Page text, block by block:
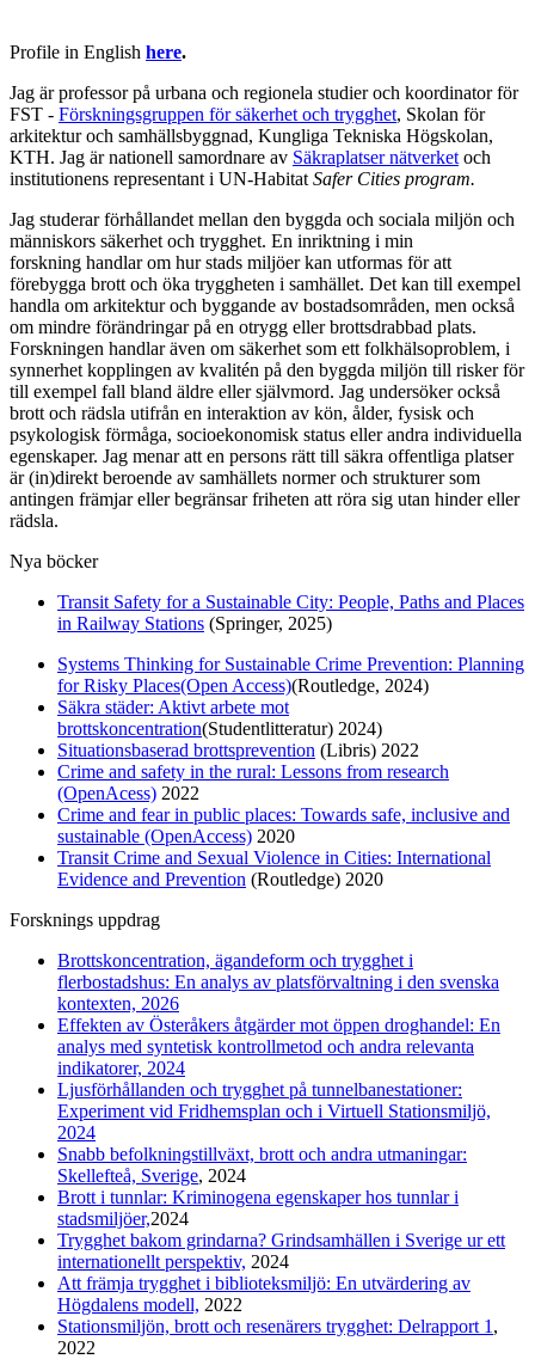
Profile in English here.
Jag är professor på urbana och regionela studier och koordinator för
FST - Förskningsgruppen för säkerhet och trygghet, Skolan för
arkitektur och samhällsbyggnad, Kungliga Tekniska Högskolan,
KTH. Jag är nationell samordnare av Säkraplatser nätverket och
institutionens representant i UN-Habitat Safer Cities program.
Jag studerar förhållandet mellan den byggda och sociala miljön och
människors säkerhet och trygghet. En inriktning i min
forskning handlar om hur stads miljöer kan utformas för att
förebygga brott och öka tryggheten i samhället. Det kan till exempel
handla om arkitektur och byggande av bostadsområden, men också
om mindre förändringar på en otrygg eller brottsdrabbad plats.
Forskningen handlar även om säkerhet som ett folkhälsoproblem, i
synnerhet kopplingen av kvalitén på den byggda miljön till risker för
till exempel fall bland äldre eller självmord. Jag undersöker också
brott och rädsla utifrån en interaktion av kön, ålder, fysisk och
psykologisk förmåga, socioekonomisk status eller andra individuella
egenskaper. Jag menar att en persons rätt till säkra offentliga platser
är (in)direkt beroende av samhällets normer och strukturer som
antingen främjar eller begränsar friheten att röra sig utan hinder eller
rädsla.
Nya böcker
Transit Safety for a Sustainable City: People, Paths and Places
in Railway Stations (Springer, 2025)
Systems Thinking for Sustainable Crime Prevention: Planning
for Risky Places(Open Access)(Routledge, 2024)
Säkra städer: Aktivt arbete mot
brottskoncentration(Studentlitteratur) 2024)
Situationsbaserad brottsprevention (Libris) 2022
Crime and safety in the rural: Lessons from research
(OpenAcess) 2022
Crime and fear in public places: Towards safe, inclusive and
sustainable (OpenAccess) 2020
Transit Crime and Sexual Violence in Cities: International
Evidence and Prevention (Routledge) 2020
Forsknings uppdrag
Brottskoncentration, ägandeform och trygghet i
flerbostadshus: En analys av platsförvaltning i den svenska
kontexten, 2026
Effekten av Österåkers åtgärder mot öppen droghandel: En
analys med syntetisk kontrollmetod och andra relevanta
indikatorer, 2024
Ljusförhållanden och trygghet på tunnelbanestationer:
Experiment vid Fridhemsplan och i Virtuell Stationsmiljö,
2024
Snabb befolkningstillväxt, brott och andra utmaningar:
Skellefteå, Sverige, 2024
Brott i tunnlar: Kriminogena egenskaper hos tunnlar i
stadsmiljöer,2024
Trygghet bakom grindarna? Grindsamhällen i Sverige ur ett
internationellt perspektiv, 2024
Att främja trygghet i biblioteksmiljö: En utvärdering av
Högdalens modell, 2022
Stationsmiljön, brott och resenärers trygghet: Delrapport 1 ,
2022